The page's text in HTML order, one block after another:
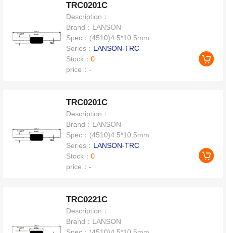
TRC0201C
Description：
Brand： LANSON
Spec： (4510)4.5*10.5mm
Series： LANSON-TRC
Stock：0
price：-
TRC0201C
Description：
Brand： LANSON
Spec： (4510)4.5*10.5mm
Series： LANSON-TRC
Stock：0
price：-
TRC0221C
Description：
Brand： LANSON